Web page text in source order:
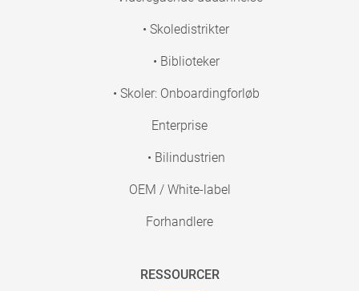
• Skoledistrikter
• Biblioteker
• Skoler: Onboardingforløb
Enterprise
• Bilindustrien
OEM / White-label
Forhandlere
RESSOURCER